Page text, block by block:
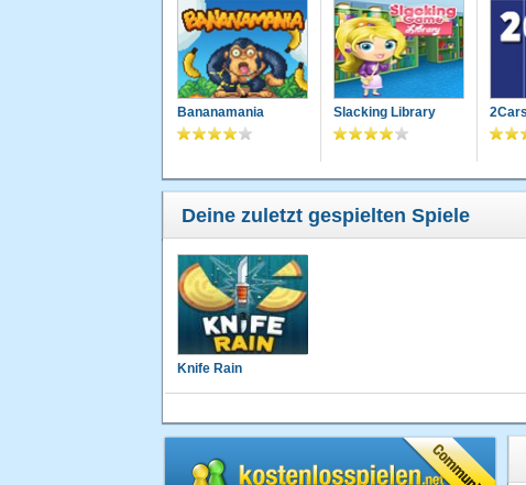
Bananamania Slacking Library 2Cars
Deine zuletzt gespielten Spiele
Knife Rain